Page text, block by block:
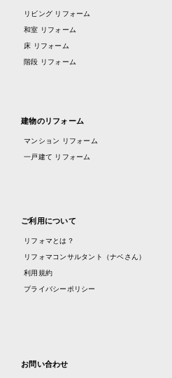
リビング リフォーム
和室 リフォーム
床 リフォーム
階段 リフォーム
建物のリフォーム
マンション リフォーム
一戸建て リフォーム
ご利用について
リフォマとは？
リフォマコンサルタント（ナベさん）
利用規約
プライバシーポリシー
お問い合わせ